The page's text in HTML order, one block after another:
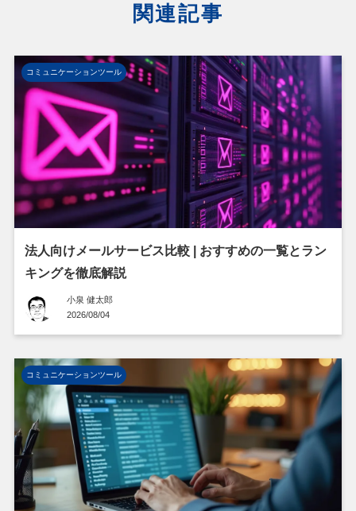
関連記事
コミュニケーションツール
法人向けメールサービス比較 | おすすめの一覧とラン
キングを徹底解説
小泉 健太郎
2026/08/04
コミュニケーションツール